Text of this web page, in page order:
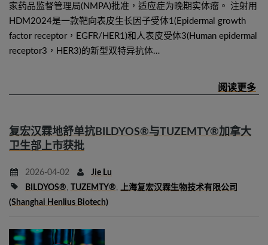
家药品监督管理局(NMPA)批准，适应症为晚期实体瘤。 注射用
HDM2024是一款靶向表皮生长因子受体1(Epidermal growth
factor receptor，EGFR/HER1)和人表皮受体3(Human epidermal
receptor3，HER3)的新型双特异抗体…
复宏汉霖地舒单抗BILDYOS®与TUZEMTY®加拿大
卫生部上市获批
2026-04-02
Jie Lu
BILDYOS®, TUZEMTY®, 上海复宏汉霖生物技术有限公司
(Shanghai Henlius Biotech)